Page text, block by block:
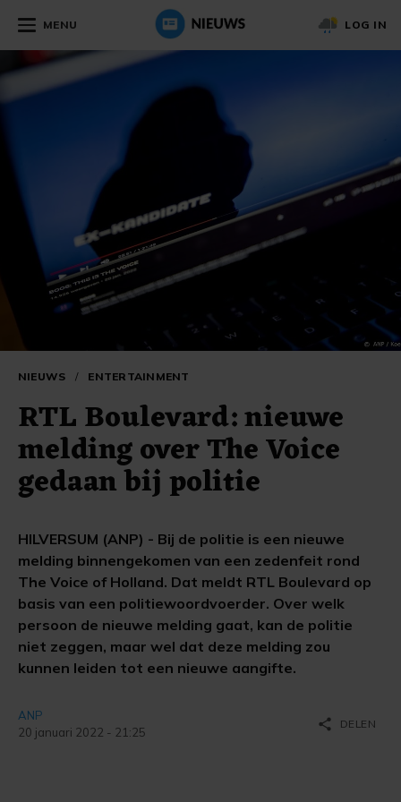
MENU LOG IN
NIEUWS / ENTERTAINMENT
RTL Boulevard: nieuwe
melding over The Voice
gedaan bij politie
HILVERSUM (ANP) - Bij de politie is een nieuwe
melding binnengekomen van een zedenfeit rond
The Voice of Holland. Dat meldt RTL Boulevard op
basis van een politiewoordvoerder. Over welk
persoon de nieuwe melding gaat, kan de politie
niet zeggen, maar wel dat deze melding zou
kunnen leiden tot een nieuwe aangifte.
ANP
20 januari 2022 - 21:25
share DELEN